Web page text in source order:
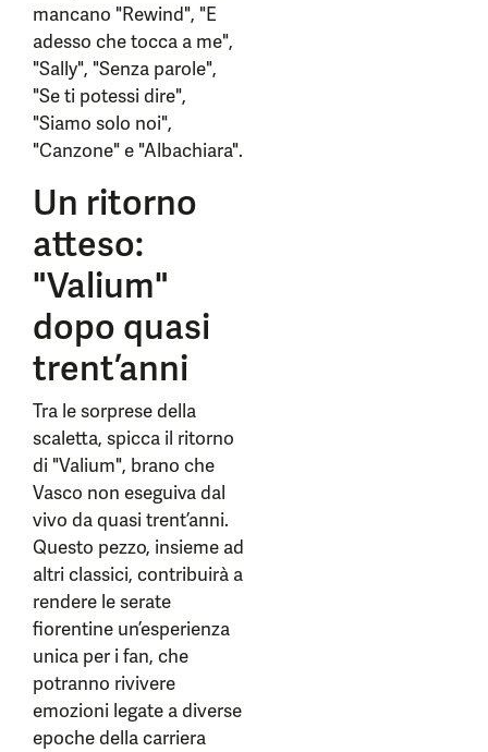
mancano "Rewind", "E
adesso che tocca a me",
"Sally", "Senza parole",
"Se ti potessi dire",
"Siamo solo noi",
"Canzone" e "Albachiara".
Un ritorno
atteso:
"Valium"
dopo quasi
trent’anni
Tra le sorprese della
scaletta, spicca il ritorno
di "Valium", brano che
Vasco non eseguiva dal
vivo da quasi trent’anni.
Questo pezzo, insieme ad
altri classici, contribuirà a
rendere le serate
fiorentine un’esperienza
unica per i fan, che
potranno rivivere
emozioni legate a diverse
epoche della carriera